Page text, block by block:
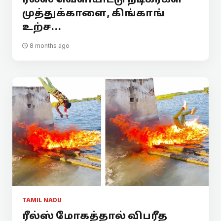
முத்துக்காளை, கிங்காங்
உற்ச...
8 months ago
TAMIL NADU
ரீல்ஸ் மோகத்தால் விபரீத